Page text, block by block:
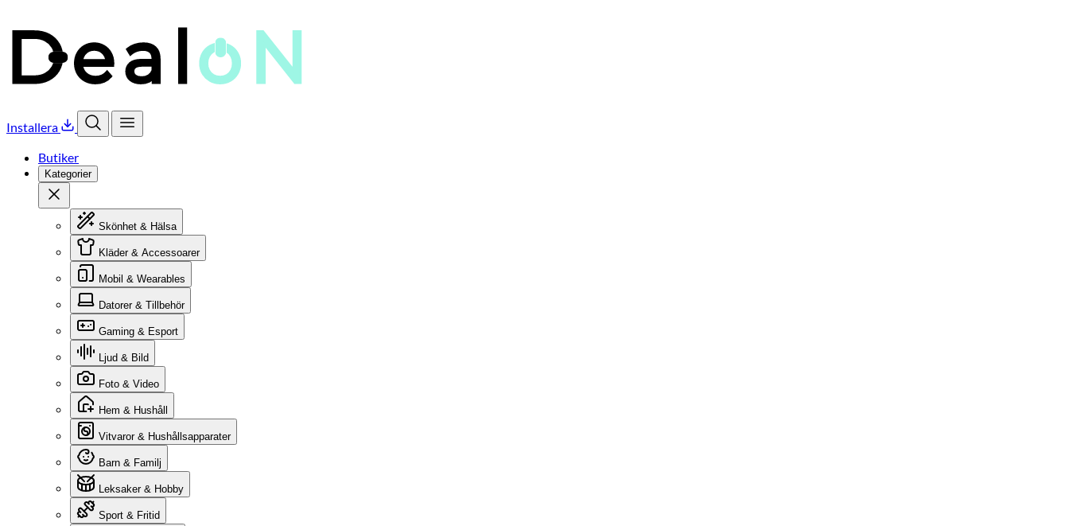
Installera
Öppna sökÖppna meny
Butiker
Kategorier
Stäng
Skönhet & Hälsa
Kläder & Accessoarer
Mobil & Wearables
Datorer & Tillbehör
Gaming & Esport
Ljud & Bild
Foto & Video
Hem & Hushåll
Vitvaror & Hushållsapparater
Barn & Familj
Leksaker & Hobby
Sport & Fritid